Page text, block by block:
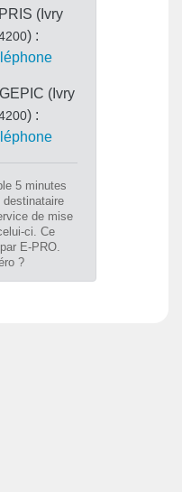
(Ivry
) :
(Ivry
) :
5 minutes
destinataire
de mise
ci. Ce
E-PRO.
?